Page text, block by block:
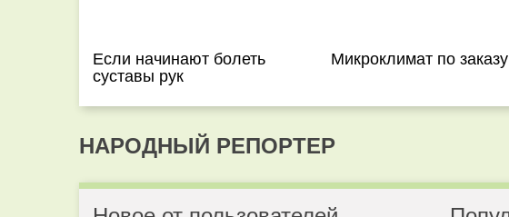
Если начинают болеть
суставы рук
Микроклимат по заказу
НАРОДНЫЙ РЕПОРТЕР